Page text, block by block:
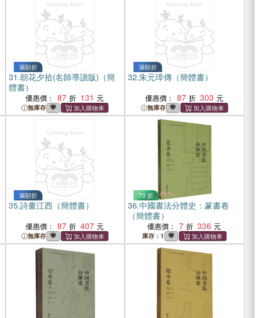
滿額折
31.朝花夕拾(名師導讀版)（簡
體書）
優惠價： 87 131
無庫存
滿額折
32.朱元璋傳（簡體書）
優惠價： 87 303
無庫存
滿額折
35.詩畫江西（簡體書）
優惠價： 87 407
無庫存
70 折
36.中國書法分體史：篆書卷
（簡體書）
優惠價： 7 336
庫存：1